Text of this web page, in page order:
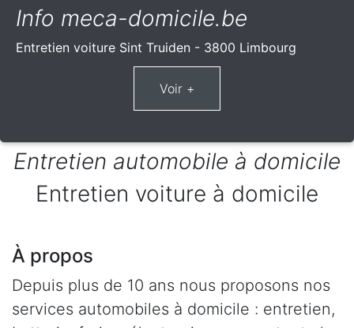
Info meca-domicile.be
Entretien voiture Sint Truiden - 3800 Limbourg
Entretien automobile à domicile
Entretien voiture à domicile
À propos
Depuis plus de 10 ans nous proposons nos
services automobiles à domicile : entretien,